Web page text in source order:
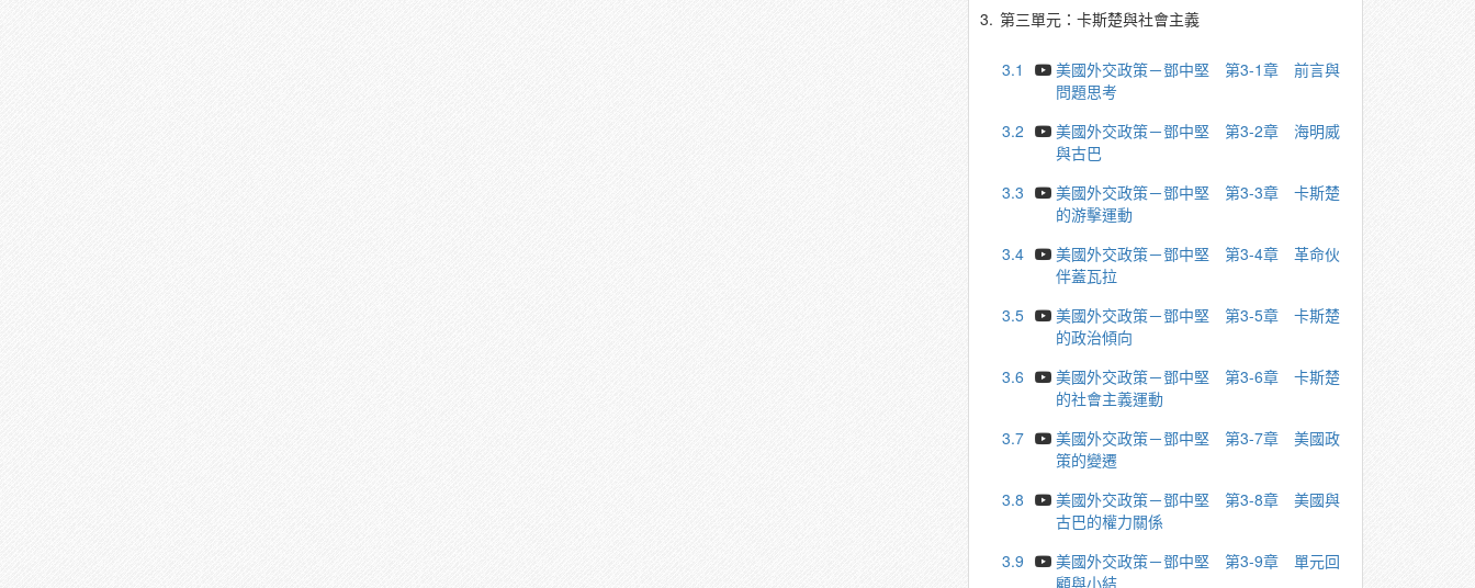
3. 第三單元：卡斯楚與社會主義
3.1
美國外交政策－鄧中堅 第3-1章 前言與
問題思考
3.2
美國外交政策－鄧中堅 第3-2章 海明威
與古巴
3.3
美國外交政策－鄧中堅 第3-3章 卡斯楚
的游擊運動
3.4
美國外交政策－鄧中堅 第3-4章 革命伙
伴蓋瓦拉
3.5
美國外交政策－鄧中堅 第3-5章 卡斯楚
的政治傾向
3.6
美國外交政策－鄧中堅 第3-6章 卡斯楚
的社會主義運動
3.7
美國外交政策－鄧中堅 第3-7章 美國政
策的變遷
3.8
美國外交政策－鄧中堅 第3-8章 美國與
古巴的權力關係
3.9
美國外交政策－鄧中堅 第3-9章 單元回
顧與小結